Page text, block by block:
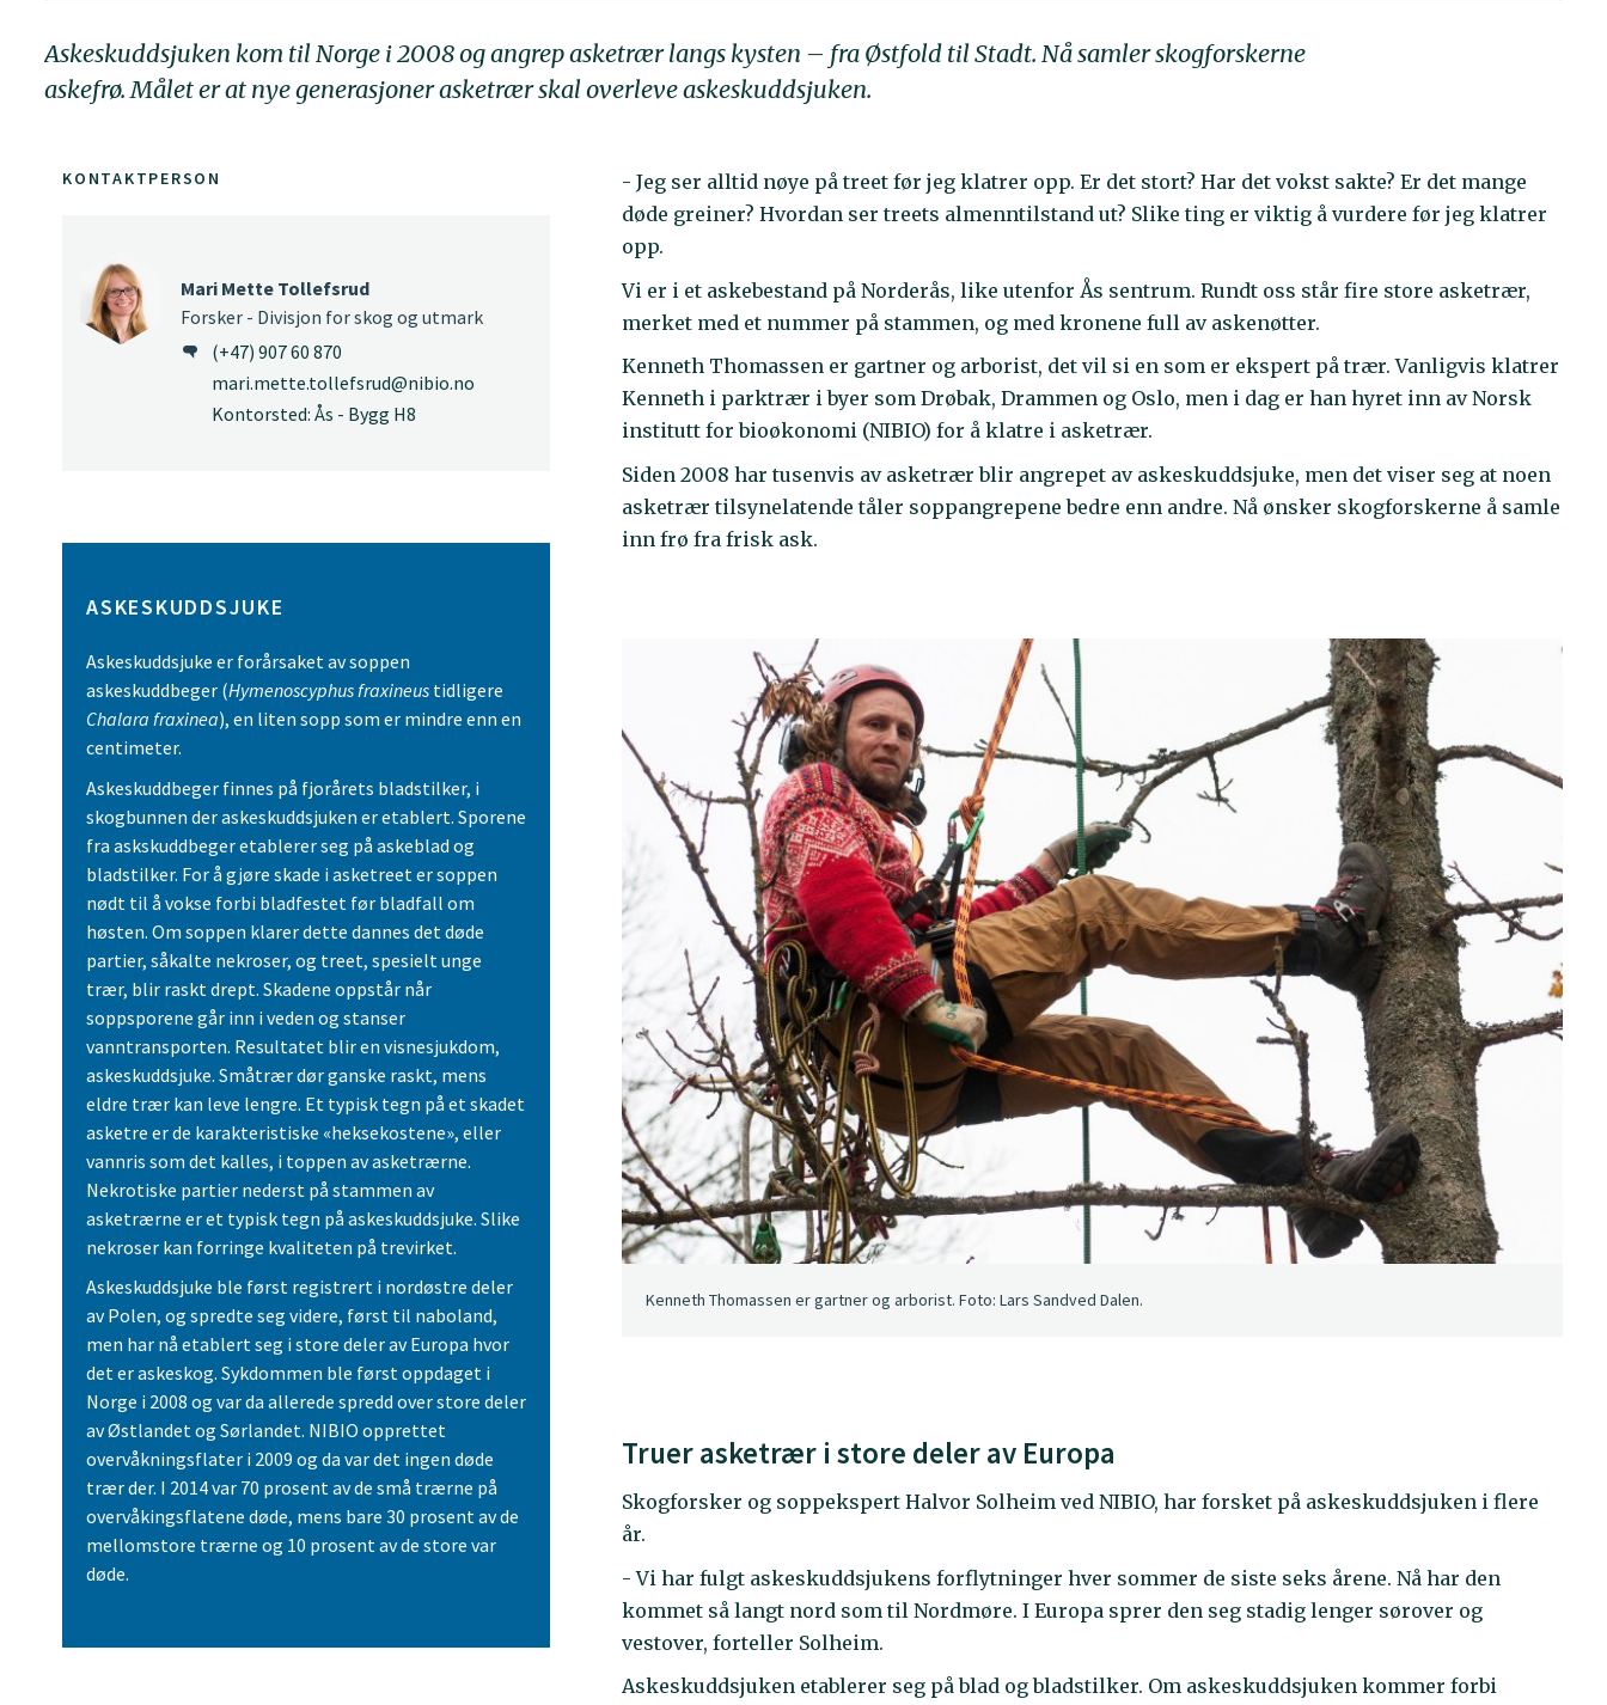
Askeskuddsjuken kom til Norge i 2008 og angrep asketrær langs kysten – fra Østfold til Stadt. Nå samler skogforskerne
askefrø. Målet er at nye generasjoner asketrær skal overleve askeskuddsjuken.
- Jeg ser alltid nøye på treet før jeg klatrer opp. Er det stort? Har det vokst sakte? Er det mange
døde greiner? Hvordan ser treets almenntilstand ut? Slike ting er viktig å vurdere før jeg klatrer
opp.
Vi er i et askebestand på Norderås, like utenfor Ås sentrum. Rundt oss står fire store asketrær,
merket med et nummer på stammen, og med kronene full av askenøtter.
Kenneth Thomassen er gartner og arborist, det vil si en som er ekspert på trær. Vanligvis klatrer
Kenneth i parktrær i byer som Drøbak, Drammen og Oslo, men i dag er han hyret inn av Norsk
institutt for bioøkonomi (NIBIO) for å klatre i asketrær.
Siden 2008 har tusenvis av asketrær blir angrepet av askeskuddsjuke, men det viser seg at noen
asketrær tilsynelatende tåler soppangrepene bedre enn andre. Nå ønsker skogforskerne å samle
inn frø fra frisk ask.
Kenneth Thomassen er gartner og arborist. Foto: Lars Sandved Dalen.
Truer asketrær i store deler av Europa
Skogforsker og soppekspert Halvor Solheim ved NIBIO, har forsket på askeskuddsjuken i flere
år.
- Vi har fulgt askeskuddsjukens forflytninger hver sommer de siste seks årene. Nå har den
kommet så langt nord som til Nordmøre. I Europa sprer den seg stadig lenger sørover og
vestover, forteller Solheim.
Askeskuddsjuken etablerer seg på blad og bladstilker. Om askeskuddsjuken kommer forbi
KONTAKTPERSON
Mari Mette Tollefsrud
Forsker - Divisjon for skog og utmark
(+47) 907 60 870
mari.mette.tollefsrud@nibio.no
Kontorsted: Ås - Bygg H8
ASKESKUDDSJUKE
Askeskuddsjuke er forårsaket av soppen
askeskuddbeger (Hymenoscyphus fraxineus tidligere
Chalara fraxinea), en liten sopp som er mindre enn en
centimeter.
Askeskuddbeger finnes på fjorårets bladstilker, i
skogbunnen der askeskuddsjuken er etablert. Sporene
fra askskuddbeger etablerer seg på askeblad og
bladstilker. For å gjøre skade i asketreet er soppen
nødt til å vokse forbi bladfestet før bladfall om
høsten. Om soppen klarer dette dannes det døde
partier, såkalte nekroser, og treet, spesielt unge
trær, blir raskt drept. Skadene oppstår når
soppsporene går inn i veden og stanser
vanntransporten. Resultatet blir en visnesjukdom,
askeskuddsjuke. Småtrær dør ganske raskt, mens
eldre trær kan leve lengre. Et typisk tegn på et skadet
asketre er de karakteristiske «heksekostene», eller
vannris som det kalles, i toppen av asketrærne.
Nekrotiske partier nederst på stammen av
asketrærne er et typisk tegn på askeskuddsjuke. Slike
nekroser kan forringe kvaliteten på trevirket.
Askeskuddsjuke ble først registrert i nordøstre deler
av Polen, og spredte seg videre, først til naboland,
men har nå etablert seg i store deler av Europa hvor
det er askeskog. Sykdommen ble først oppdaget i
Norge i 2008 og var da allerede spredd over store deler
av Østlandet og Sørlandet. NIBIO opprettet
overvåkningsflater i 2009 og da var det ingen døde
trær der. I 2014 var 70 prosent av de små trærne på
overvåkingsflatene døde, mens bare 30 prosent av de
mellomstore trærne og 10 prosent av de store var
døde.